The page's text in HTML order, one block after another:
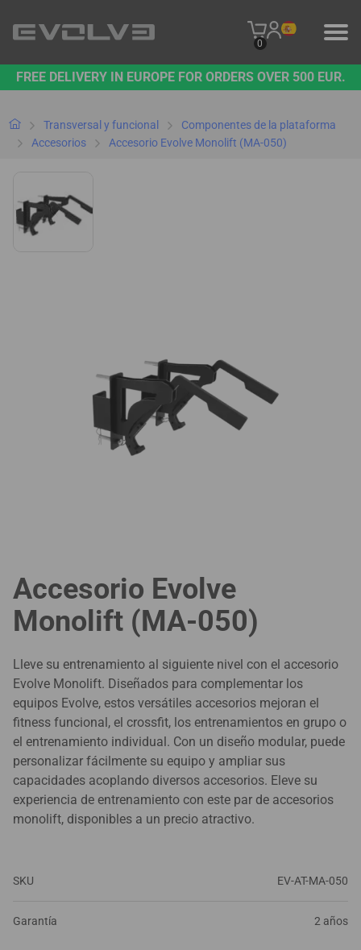
0
PRODUCTOS
NUESTRA MARCA
B2B PLATFORM
FREE DELIVERY IN EUROPE FOR ORDERS OVER 500 EUR.
Transversal y funcional
Componentes de la plataforma
Accesorios
Accesorio Evolve Monolift (MA-050)
Accesorio Evolve
Monolift (MA-050)
Lleve su entrenamiento al siguiente nivel con el accesorio
Evolve Monolift. Diseñados para complementar los
equipos Evolve, estos versátiles accesorios mejoran el
fitness funcional, el crossfit, los entrenamientos en grupo o
el entrenamiento individual. Con un diseño modular, puede
personalizar fácilmente su equipo y ampliar sus
capacidades acoplando diversos accesorios. Eleve su
experiencia de entrenamiento con este par de accesorios
monolift, disponibles a un precio atractivo.
SKU EV-AT-MA-050
Garantía 2 años